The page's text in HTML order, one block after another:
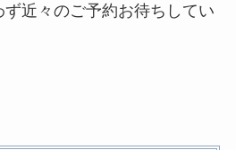
近々のご予約お待ちしてい